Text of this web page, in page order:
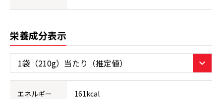
栄養成分表示
エネルギー 161kcal